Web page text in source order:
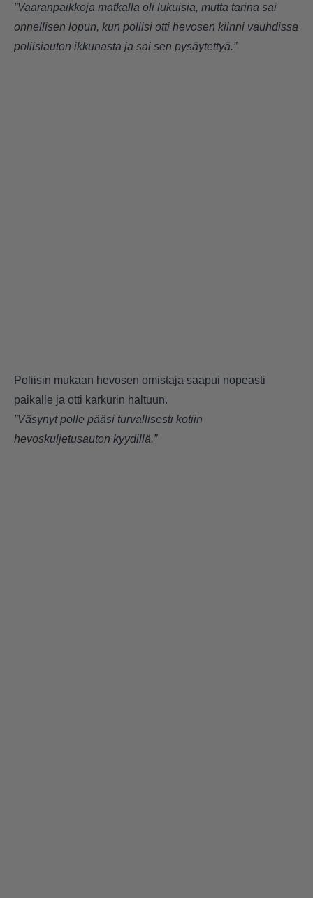
”Vaaranpaikkoja matkalla oli lukuisia, mutta tarina sai
onnellisen lopun, kun poliisi otti hevosen kiinni vauhdissa
poliisiauton ikkunasta ja sai sen pysäytettyä.”
Poliisin mukaan hevosen omistaja saapui nopeasti
paikalle ja otti karkurin haltuun.
”Väsynyt polle pääsi turvallisesti kotiin
hevoskuljetusauton kyydillä.”